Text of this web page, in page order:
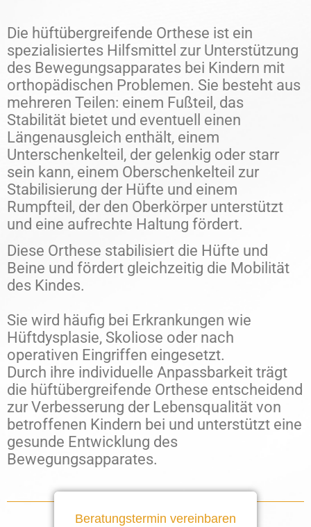
Die hüftübergreifende Orthese ist ein
spezialisiertes Hilfsmittel zur Unterstützung
des Bewegungsapparates bei Kindern mit
orthopädischen Problemen. Sie besteht aus
mehreren Teilen: einem Fußteil, das
Stabilität bietet und eventuell einen
Längenausgleich enthält, einem
Unterschenkelteil, der gelenkig oder starr
sein kann, einem Oberschenkelteil zur
Stabilisierung der Hüfte und einem
Rumpfteil, der den Oberkörper unterstützt
und eine aufrechte Haltung fördert.
Diese Orthese stabilisiert die Hüfte und
Beine und fördert gleichzeitig die Mobilität
des Kindes.
Sie wird häufig bei Erkrankungen wie
Hüftdysplasie, Skoliose oder nach
operativen Eingriffen eingesetzt.
Durch ihre individuelle Anpassbarkeit trägt
die hüftübergreifende Orthese entscheidend
zur Verbesserung der Lebensqualität von
betroffenen Kindern bei und unterstützt eine
gesunde Entwicklung des
Bewegungsapparates.
Beratungstermin vereinbaren